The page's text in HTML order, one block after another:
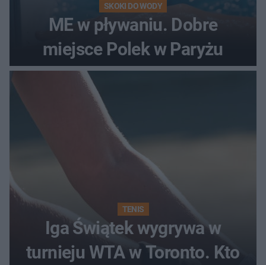
SKOKI DO WODY
ME w pływaniu. Dobre
miejsce Polek w Paryżu
TENIS
Iga Świątek wygrywa w
turnieju WTA w Toronto. Kto